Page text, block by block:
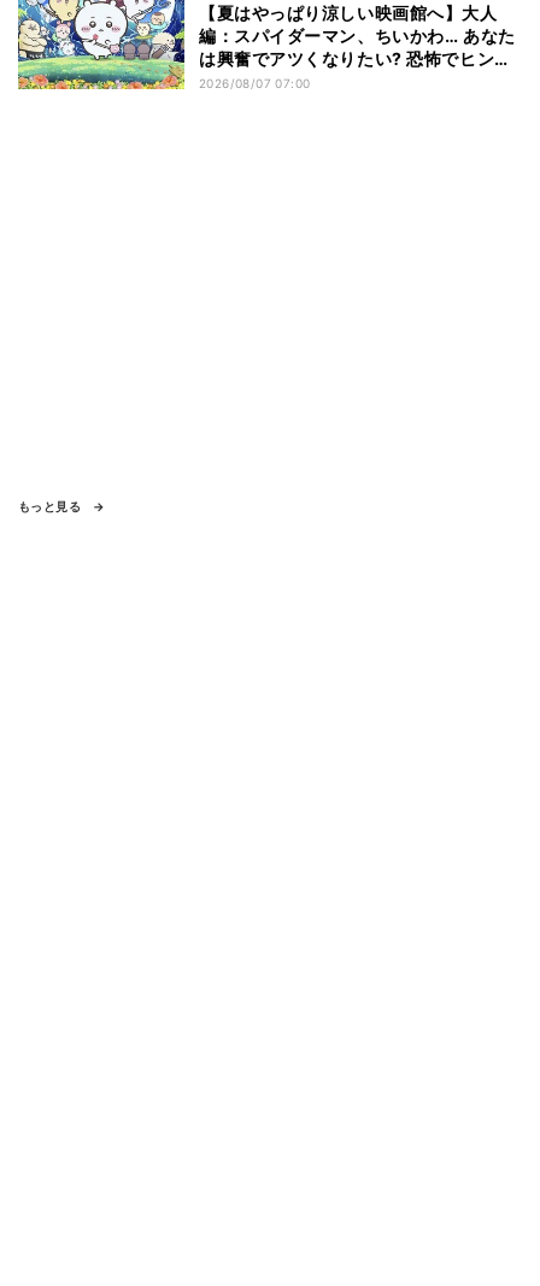
【夏はやっぱり涼しい映画館へ】大人
編：スパイダーマン、ちいかわ… あなた
は興奮でアツくなりたい? 恐怖でヒンヤ
リしたい? - 編集部が注目する最新映画5
2026/08/07 07:00
もっと見る